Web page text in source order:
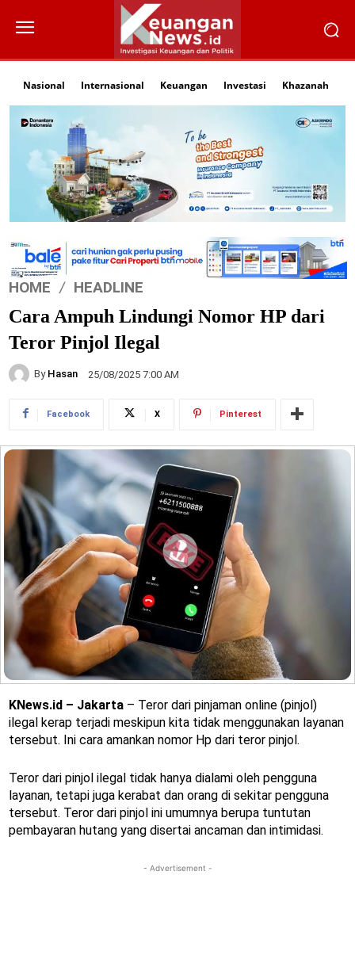
Nasional Internasional Keuangan Investasi Khazanah
HOME HEADLINE
Cara Ampuh Lindungi Nomor HP dari
Teror Pinjol Ilegal
By Hasan 25/08/2025 7:00 AM
Facebook X Pinterest
KNews.id – Jakarta – Teror dari pinjaman online (pinjol)
ilegal kerap terjadi meskipun kita tidak menggunakan layanan
tersebut. Ini cara amankan nomor Hp dari teror pinjol.
Teror dari pinjol ilegal tidak hanya dialami oleh pengguna
layanan, tetapi juga kerabat dan orang di sekitar pengguna
tersebut. Teror dari pinjol ini umumnya berupa tuntutan
pembayaran hutang yang disertai ancaman dan intimidasi.
- Advertisement -